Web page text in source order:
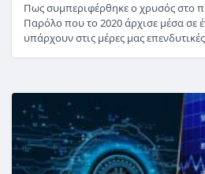
Πως συμπεριφέρθηκε ο χρυσός στο
Παρόλο που το 2020 άρχισε μέσα σε
υπάρχουν στις μέρες μας